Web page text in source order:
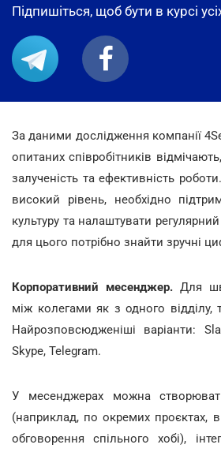
Підпишіться, щоб бути в курсі
За даними дослідження компанії
опитаних співробітників
залученість та ефективність
високий рівень, необхідно
культуру та налаштувати
для цього потрібно знайти зручні
Корпоративний месенджер. Для
між колегами як з одного відділу,
Найрозповсюдженіші варіанти:
Skype, Telegram.
У месенджерах можна
(наприклад, по окремих проєктах,
обговорення спільного хобі),